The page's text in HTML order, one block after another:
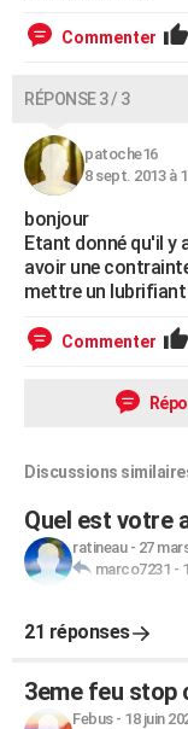
Commenter
RÉPONSE 3 / 3
patoche16
8 sept. 2013 à
bonjour
Etant donné qu'il y
avoir une
mettre un
Commenter
Discussions
Quel est votre
ratineau- 27
marco7231 -
21 réponses
3eme feu stop
Febus- 18 juin